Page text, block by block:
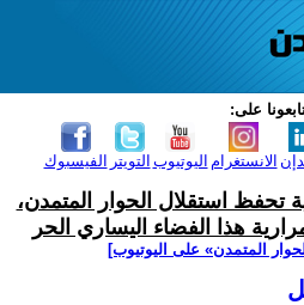
على:
الفيسبوك التويتر اليوتيوب الانستغرام
تحفظ استقلال الحوار المتمدن،
هذا الفضاء اليساري الحر
المتمدن» على اليوتيوب]